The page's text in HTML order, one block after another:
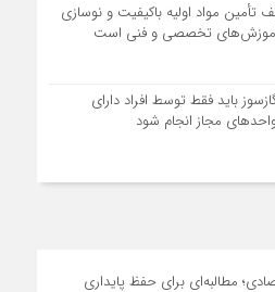
مواد اولیه باکیفیت و نوسازی
آموزش‌های تخصصی و فنی است
باید فقط توسط افراد دارای
مجاز انجام شود
مطالبه‌ای برای حفظ پایداری